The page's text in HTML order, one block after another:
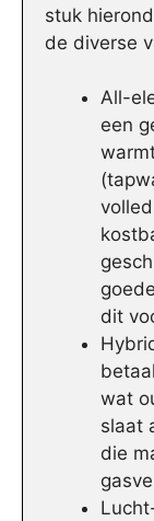
stuk
de diverse
All-
een
dit
wat
slaat
die